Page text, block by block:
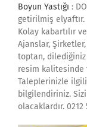
Boyun Yastığı :
getirilmiş elyaftır.
Kolay kabartılır
Ajanslar,
toptan, dilediğiniz
resim kalitesinde
Taleplerinizle
bilgilendiriniz.
olacaklardır. 0212